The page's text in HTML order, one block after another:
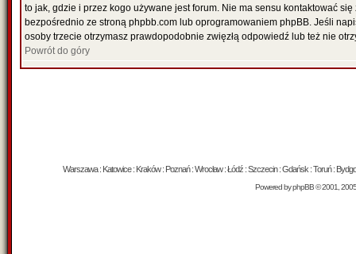
to jak, gdzie i przez kogo używane jest forum. Nie ma sensu kontaktować
bezpośrednio ze stroną phpbb.com lub oprogramowaniem phpBB. Jeśli
osoby trzecie otrzymasz prawdopodobnie zwięzłą odpowiedź lub też nie
Powrót do góry
Warszawa : Katowice : Kraków : Poznań : Wrocław : Łódź : Szczecin : Gdańsk : Toruń :
Powered byphpBB© 2001,